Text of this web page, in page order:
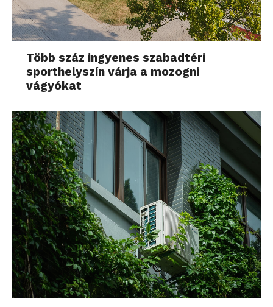
Több száz ingyenes szabadtéri
sporthelyszín várja a mozogni
vágyókat